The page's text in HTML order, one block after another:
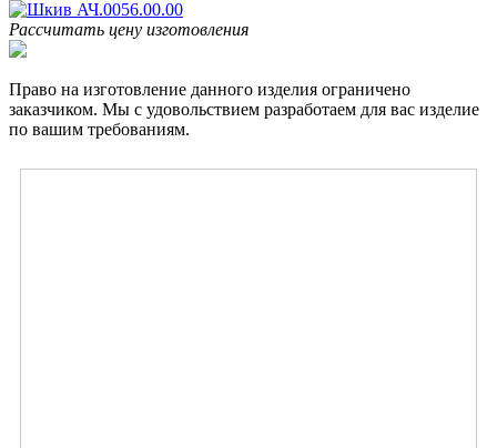
Рассчитать цену изготовления
Право на изготовление данного изделия ограничено
заказчиком. Мы с удовольствием разработаем для вас изделие
по вашим требованиям.